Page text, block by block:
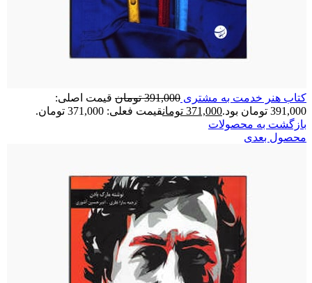
کتاب هنر خدمت به مشتری 391,000 تومان قیمت اصلی:
391,000 تومان بود.
371,000 تومانقیمت فعلی: 371,000 تومان.
بازگشت به محصولات
محصول بعدی